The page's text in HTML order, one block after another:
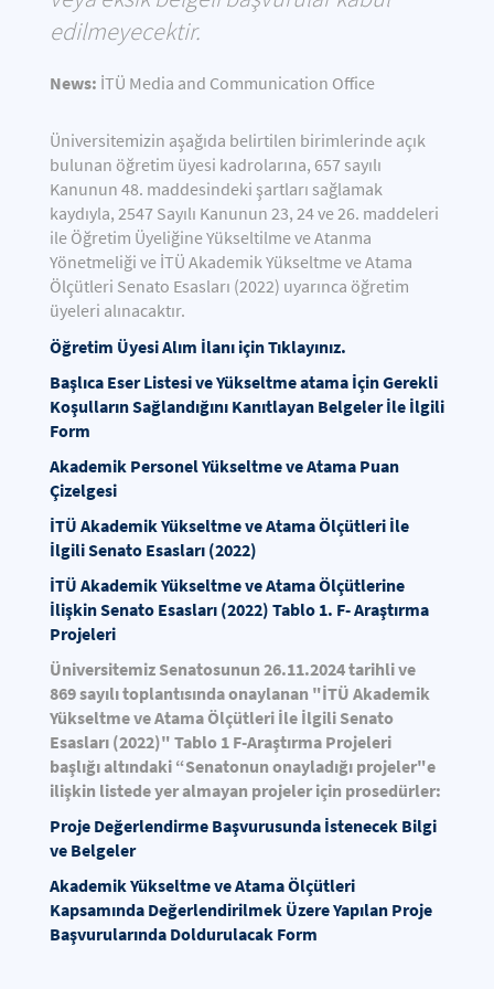
edilmeyecektir.
News: İTÜ Media and Communication Office
Üniversitemizin aşağıda belirtilen birimlerinde açık
bulunan öğretim üyesi kadrolarına, 657 sayılı
Kanunun 48. maddesindeki şartları sağlamak
kaydıyla, 2547 Sayılı Kanunun 23, 24 ve 26. maddeleri
ile Öğretim Üyeliğine Yükseltilme ve Atanma
Yönetmeliği ve İTÜ Akademik Yükseltme ve Atama
Ölçütleri Senato Esasları (2022) uyarınca öğretim
üyeleri alınacaktır.
Öğretim Üyesi Alım İlanı için Tıklayınız.
Başlıca Eser Listesi ve Yükseltme atama İçin Gerekli
Koşulların Sağlandığını Kanıtlayan Belgeler İle İlgili
Form
Akademik Personel Yükseltme ve Atama Puan
Çizelgesi
İTÜ Akademik Yükseltme ve Atama Ölçütleri İle
İlgili Senato Esasları (2022)
İTÜ Akademik Yükseltme ve Atama Ölçütlerine
İlişkin Senato Esasları (2022) Tablo 1. F- Araştırma
Projeleri
Üniversitemiz Senatosunun 26.11.2024 tarihli ve
869 sayılı toplantısında onaylanan "İTÜ Akademik
Yükseltme ve Atama Ölçütleri İle İlgili Senato
Esasları (2022)" Tablo 1 F-Araştırma Projeleri
başlığı altındaki “Senatonun onayladığı projeler"e
ilişkin listede yer almayan projeler için prosedürler:
Proje Değerlendirme Başvurusunda İstenecek Bilgi
ve Belgeler
Akademik Yükseltme ve Atama Ölçütleri
Kapsamında Değerlendirilmek Üzere Yapılan Proje
Başvurularında Doldurulacak Form